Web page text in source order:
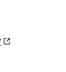
(externe